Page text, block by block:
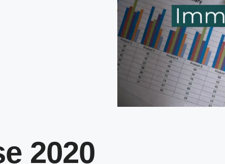
2020